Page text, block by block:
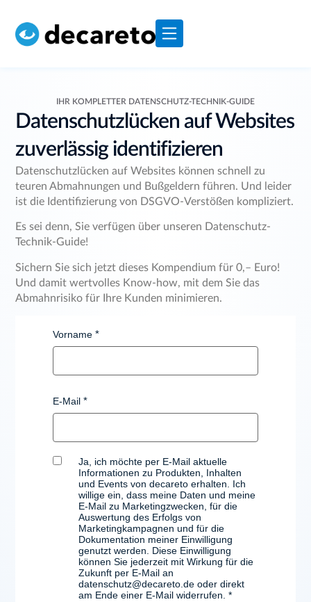
IHR KOMPLETTER DATENSCHUTZ-TECHNIK-GUIDE
Datenschutzlücken auf Websites
zuverlässig identifizieren
Datenschutzlücken auf Websites können schnell zu
teuren Abmahnungen und Bußgeldern führen. Und leider
ist die Identifizierung von DSGVO-Verstößen kompliziert.
Es sei denn, Sie verfügen über unseren Datenschutz-
Technik-Guide!
Sichern Sie sich jetzt dieses Kompendium für 0,– Euro!
Und damit wertvolles Know-how, mit dem Sie das
Abmahnrisiko für Ihre Kunden minimieren.
Vorname
E-Mail
Ja, ich möchte per E-Mail aktuelle
Informationen zu Produkten, Inhalten
und Events von decareto erhalten. Ich
willige ein, dass meine Daten und meine
E-Mail zu Marketingzwecken, für die
Auswertung des Erfolgs von
Marketingkampagnen und für die
Dokumentation meiner Einwilligung
genutzt werden. Diese Einwilligung
können Sie jederzeit mit Wirkung für die
Zukunft per E-Mail an
datenschutz@decareto.de oder direkt
am Ende einer E-Mail widerrufen.